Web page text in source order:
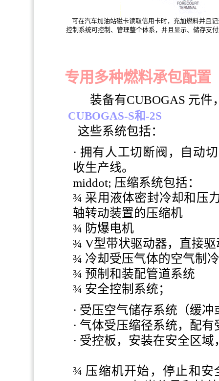
可在汽车加油站磁卡读取信用卡时，充加燃料并且记
控制系统可控制、管理整个体系，并且显示、储存支付
专用多种燃料承包配置
装备有CUBOGAS 元件
CUBOGAS-S和 -2S
这些系统包括：
· 拥有人工切断阀，自动
收生产线。
middot; 压缩系统包括：
¾ 采用液体密封冷却和压
轴转动装置的压缩机
¾ 防爆电机
¾ V型带状驱动器，直接
¾ 冷却受压气体的空气制
¾ 预制和装配管道系统
¾ 安全控制系统；
· 受压空气储存系统（缓
· 气体受压缩径系统，配
· 受控板，安装在安全区
¾ 压缩机开始，停止和安